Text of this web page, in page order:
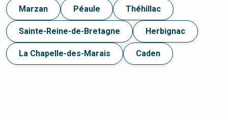
Marzan Péaule Théhillac
Sainte-Reine-de-Bretagne Herbignac
La Chapelle-des-Marais Caden